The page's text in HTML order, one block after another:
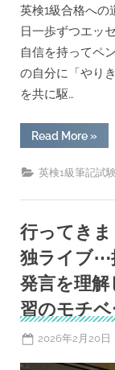
免
を
う
き
例
あ
り]”
英検1級合格へ
日一歩ずつエッ
自信を持ってペ
の自分に「やり
を共に駆…
Read More“「英
検
級
合
エ
セ
イ
ラ
イ
ィ
ン
グ
100
ノ
ク」
»
英検1級筆記試
行ってき
独ライブ⋯
発言を理
習のモチ
Posted
2026年2月20日